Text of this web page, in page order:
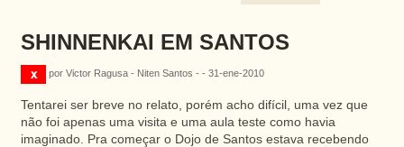
SHINNENKAI EM SANTOS
por Victor Ragusa - Niten Santos - - 31-ene-2010
Tentarei ser breve no relato, porém acho difícil, uma vez que
não foi apenas uma visita e uma aula teste como havia
imaginado. Pra começar o Dojo de Santos estava recebendo